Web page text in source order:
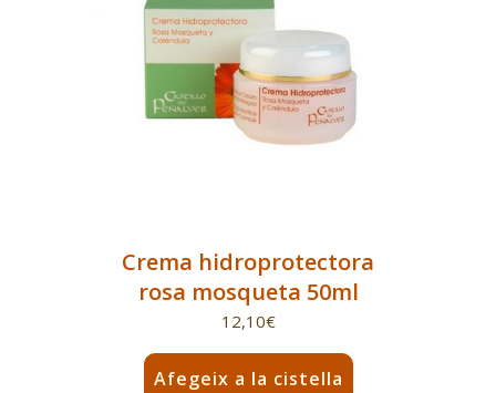
Crema hidroprotectora
rosa mosqueta 50ml
12,10€
Afegeix a la cistella